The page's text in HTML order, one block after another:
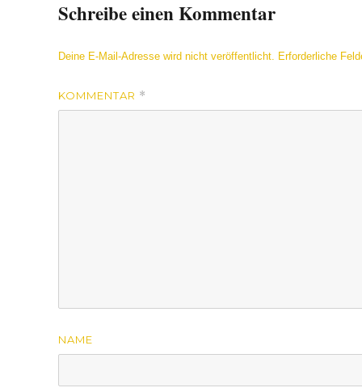
Schreibe einen Kommentar
Deine E-Mail-Adresse wird nicht veröffentlicht. Erforderliche
KOMMENTAR *
NAME